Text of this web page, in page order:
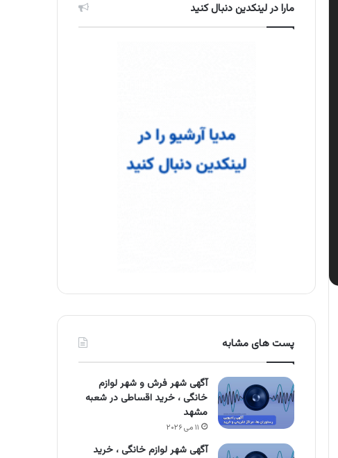
مارا در لینکدین دنبال کنید
پست های مشابه
آگهی شهر فرش و شهر لوازم
خانگی ، خرید اقساطی در شعبه
مشهد
۱۱ می ۲۰۲۶
آگهی شهر لوازم خانگی ، خرید